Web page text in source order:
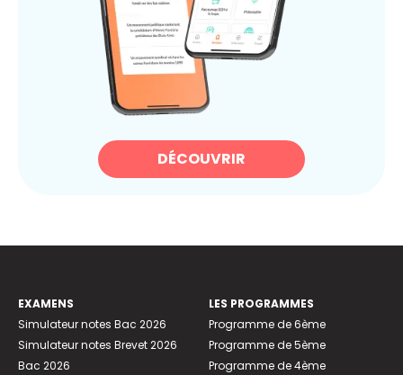
DÉCOUVRIR
EXAMENS
Simulateur notes Bac 2026
Simulateur notes Brevet 2026
Bac 2026
LES PROGRAMMES
Programme de 6ème
Programme de 5ème
Programme de 4ème